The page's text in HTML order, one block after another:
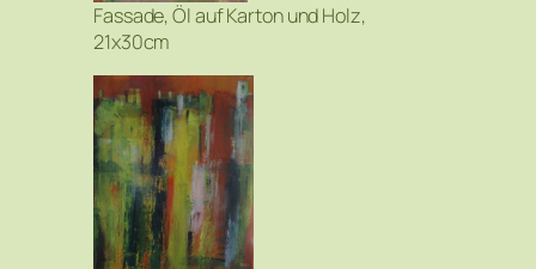
Fassade, Öl auf Karton und Holz,
21x30cm